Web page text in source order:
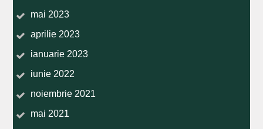
mai 2023
aprilie 2023
ianuarie 2023
iunie 2022
noiembrie 2021
mai 2021